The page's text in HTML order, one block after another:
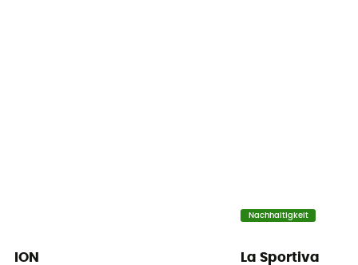
Ja
ION
Nachhaltigkeit
La Sportiva